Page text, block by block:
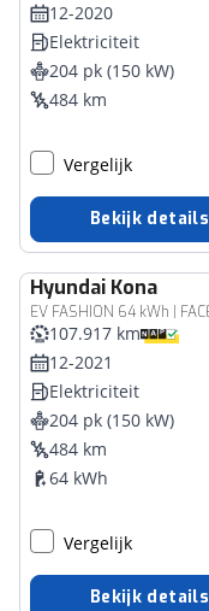
12-2020
Elektriciteit
204 pk (150 kW)
484 km
Vergelijk
Bekijk details
Hyundai Kona
107.917 km
12-2021
Elektriciteit
204 pk (150 kW)
484 km
64 kWh
Vergelijk
Bekijk details